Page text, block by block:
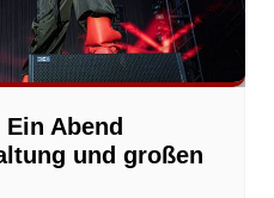
Abend
und großen